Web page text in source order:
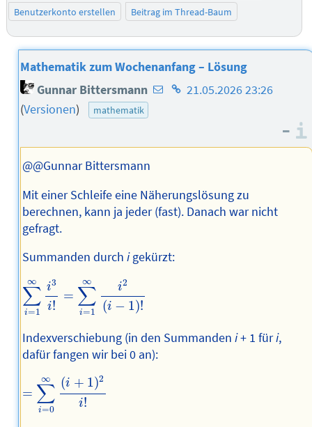
Benutzerkonto erstellen
Beitrag im Thread-Baum
Mathematik zum Wochenanfang – Lösung
Gunnar Bittersmann E-
des
Homepage
21.05.2026 23:26
(Versionen) mathematik
–
@@Gunnar Bittersmann
Mit einer Schleife eine Näherungslösung zu
berechnen, kann ja jeder (fast). Danach war nicht
gefragt.
Summanden durch igekürzt:
∞
∑
i=1
i3
i!
=
∞
∑
i=1
i2
(i − 1)!
∑i= ∞i ∑i= 2(i
Indexverschiebung (in den Summanden i+ 1 füri,
dafür fangen wir bei 0 an):
=
∞
∑
i=0
(i + 1)2
i!
=0 (i+ 1 2 i!